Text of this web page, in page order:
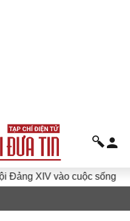
vào cuộc sống